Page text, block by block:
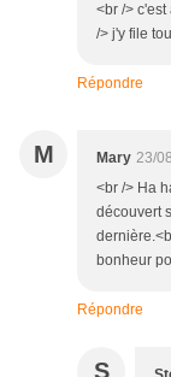
<br />
/> j'y file
Répondre
M Mary 23/
<br /> Ha
découvert
bonheur
Répondre
S